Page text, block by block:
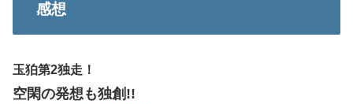
感想
玉狛第2独走！
空閑の発想も独創!!